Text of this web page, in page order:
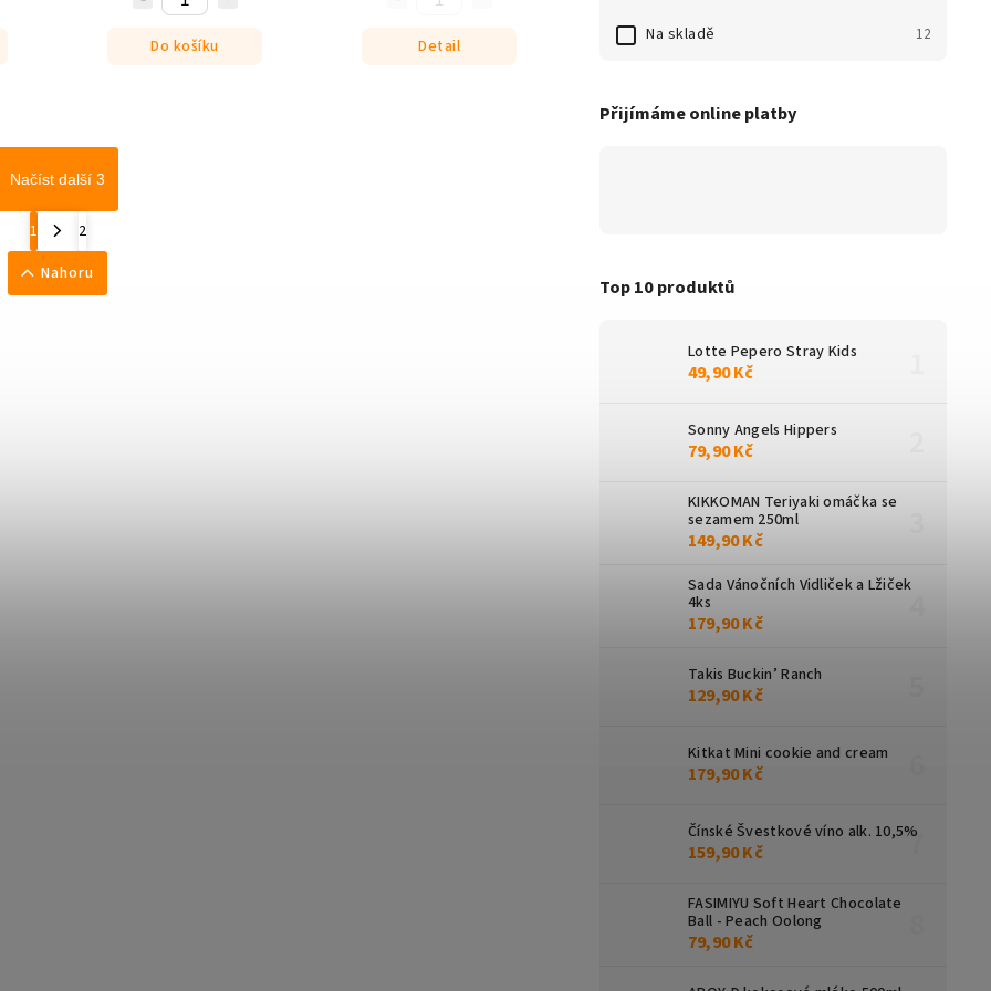
Na skladě 12
Přijímáme online platby
Top 10 produktů
Lotte Pepero Stray Kids
49,90 Kč
Sonny Angels Hippers
79,90 Kč
KIKKOMAN Teriyaki omáčka se
sezamem 250ml
149,90 Kč
Sada Vánočních Vidliček a Lžiček
4ks
179,90 Kč
Takis Buckin’ Ranch
129,90 Kč
Kitkat Mini cookie and cream
179,90 Kč
Čínské Švestkové víno alk. 10,5%
159,90 Kč
FASIMIYU Soft Heart Chocolate
Ball - Peach Oolong
79,90 Kč
Do košíku Detail
Načíst další 3
1
2
Nahoru